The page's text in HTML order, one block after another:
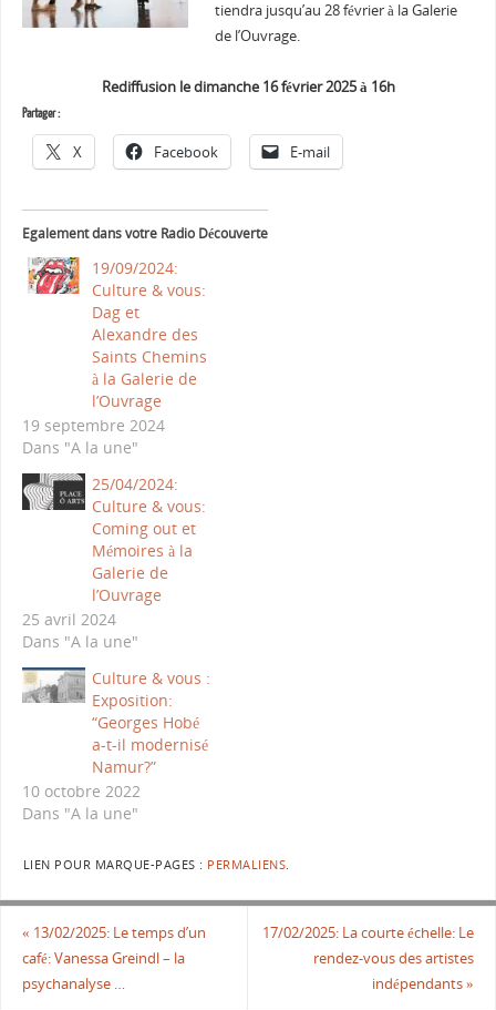
tiendra jusqu’au 28 février à la Galerie
de l’Ouvrage.
Rediffusion le dimanche 16 février 2025 à 16h
Partager :
X Facebook E-mail
Egalement dans votre Radio Découverte
19/09/2024:
Culture & vous:
Dag et
Alexandre des
Saints Chemins
à la Galerie de
l’Ouvrage
19 septembre 2024
Dans "A la une"
25/04/2024:
Culture & vous:
Coming out et
Mémoires à la
Galerie de
l’Ouvrage
25 avril 2024
Dans "A la une"
Culture & vous :
Exposition:
“Georges Hobé
a-t-il modernisé
Namur?”
10 octobre 2022
Dans "A la une"
LIEN POUR MARQUE-PAGES : PERMALIENS
« 13/02/2025: Le temps d’un
café: Vanessa Greindl – la
psychanalyse …
17/02/2025: La courte échelle: Le
rendez-vous des artistes
indépendants»